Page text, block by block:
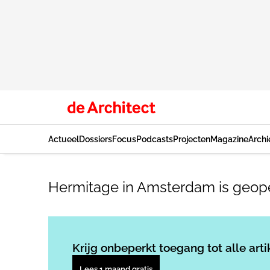
ActueelDossiersFocusPodcastsProjectenMagazine
Hermitage in Amsterdam is
Krijg onbeperkt toegang tot alle